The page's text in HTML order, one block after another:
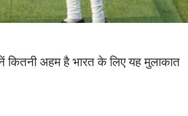
कितनी अहम है भारत के लिए यह मुलाकात